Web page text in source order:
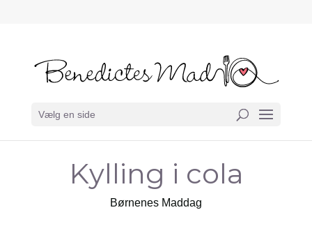
Vælg en side
Kylling i cola
Børnenes Maddag